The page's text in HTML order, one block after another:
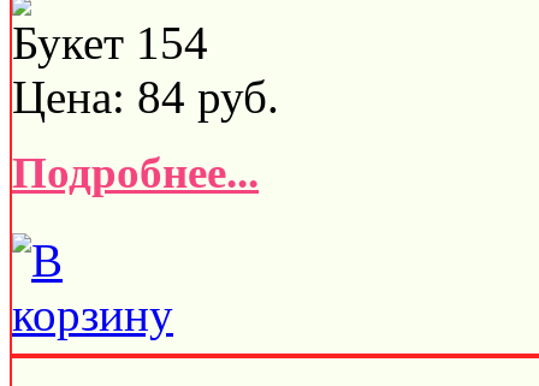
Букет 154
Цена: 84 руб.
Подробнее...